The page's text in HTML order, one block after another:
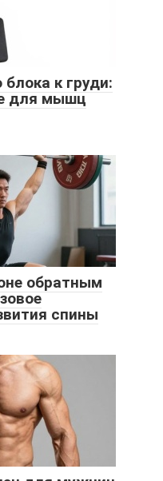
блока к груди:
для мышц
обратным
спины